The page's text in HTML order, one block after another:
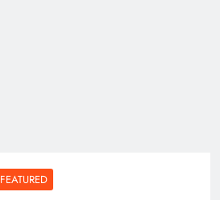
FEATURED